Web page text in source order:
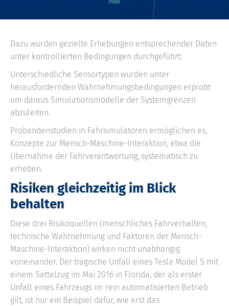
Dazu wurden gezielte Erhebungen entsprechender Daten
unter kontrollierten Bedingungen durchgeführt:
Unterschiedliche Sensortypen wurden unter
herausfordernden Wahrnehmungsbedingungen erprobt
um daraus Simulationsmodelle der Systemgrenzen
abzuleiten.
Probandenstudien in Fahrsimulatoren ermöglichen es,
Konzepte zur Mensch-Maschine-Interaktion, etwa die
Übernahme der Fahrverantwortung, systematisch zu
erheben.
Risiken gleichzeitig im Blick
behalten
Diese drei Risikoquellen (menschliches Fahrverhalten,
technische Wahrnehmung und Faktoren der Mensch-
Maschine-Interaktion) wirken nicht unabhängig
voneinander. Der tragische Unfall eines Tesla Model S mit
einem Sattelzug im Mai 2016 in Florida, der als erster
Unfall eines Fahrzeugs im rein automatisierten Betrieb
gilt, ist nur ein Beispiel dafür, wie erst das